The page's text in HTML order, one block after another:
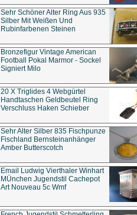
Sehr Schöner Alter Ring Aus 935
Silber Mit Weißen Und
Rubinfarbenen Steinen
Bronzefigur Vintage American
Football Pokal Marmor - Sockel
Signiert Milo
20 X Triglides 4 Webgürtel
Handtaschen Geldbeutel Ring
Verschluss Haken Schieber
Sehr Alter Silber 835 Fischpunze
Fischland Bernsteinanhänger
Amber Butterscotch
Email Ludwig Vierthaler Winhart
MÜnchen Jugendstil Cachepot
Art Nouveau 5c Wmf